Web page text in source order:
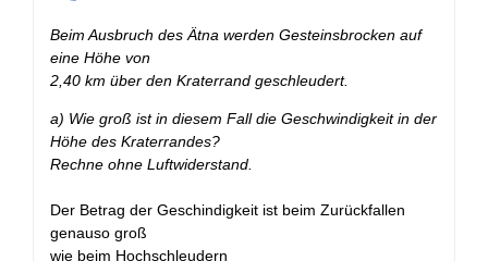
Beim Ausbruch des Ätna werden Gesteinsbrocken auf
eine Höhe von
2,40 km über den Kraterrand geschleudert.
a) Wie groß ist in diesem Fall die Geschwindigkeit in der
Höhe des Kraterrandes?
Rechne ohne Luftwiderstand.
Der Betrag der Geschindigkeit ist beim Zurückfallen
genauso groß
wie beim Hochschleudern